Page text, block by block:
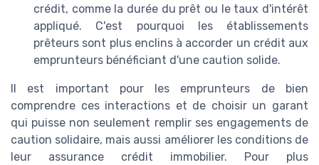
crédit, comme la durée du prêt ou le taux d'intérêt
appliqué. C'est pourquoi les établissements
prêteurs sont plus enclins à accorder un crédit aux
emprunteurs bénéficiant d'une caution solide.
Il est important pour les emprunteurs de bien
comprendre ces interactions et de choisir un garant
qui puisse non seulement remplir ses engagements de
caution solidaire, mais aussi améliorer les conditions de
leur assurance crédit immobilier. Pour plus